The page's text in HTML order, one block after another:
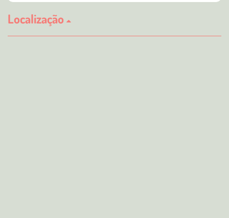
Localização